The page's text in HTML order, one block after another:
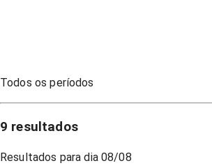
Todos os períodos
9 resultados
Resultados para dia08/08